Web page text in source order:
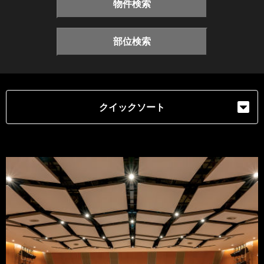
物件検索
部位検索
クイックソート